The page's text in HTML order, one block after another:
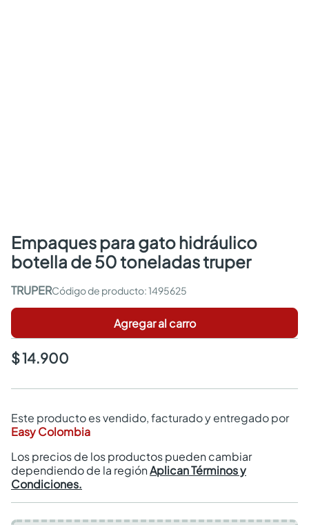
empaques para gato hidráulico
botella de 50 toneladas truper
TRUPER :1495625
Agregar al carro
$ 14.900
Este producto es vendido, facturado y entregado por
Easy Colombia
Los precios de los productos pueden cambiar
dependiendo de la regiónAplican Términos y
Condiciones.